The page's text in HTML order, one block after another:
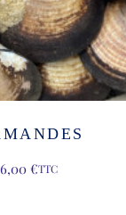
6,00 €TTC